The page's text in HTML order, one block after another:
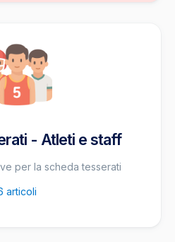
- Atleti e staff
per la scheda tesserati
articoli